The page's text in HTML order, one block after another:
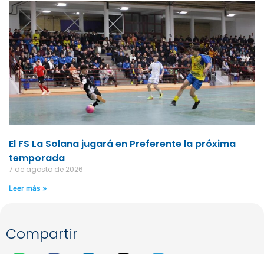
El FS La Solana jugará en Preferente la próxima
temporada
7 de agosto de 2026
Leer más »
Compartir